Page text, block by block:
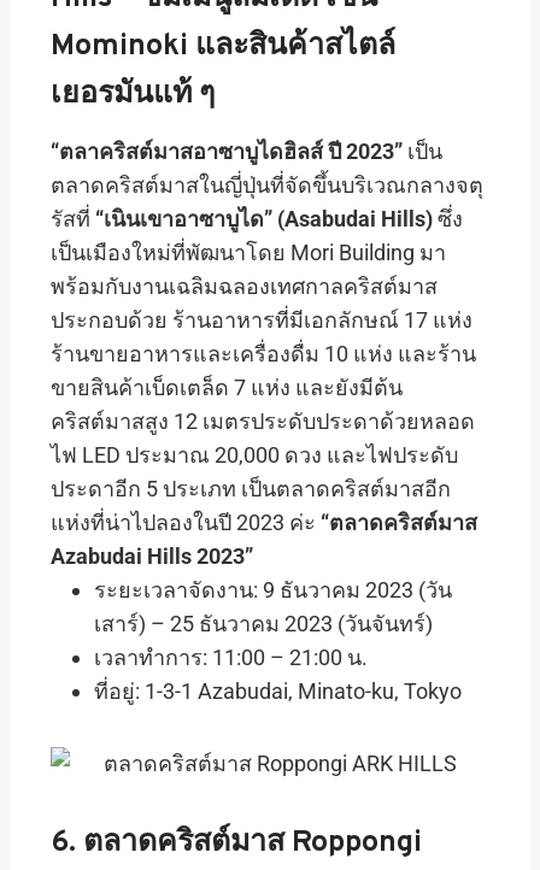
Mominoki และสินค้าสไตล์
เยอรมันแท้ ๆ
“ตลาคริสต์มาสอาซาบูไดฮิลส์ ปี 2023” เป็น
ตลาดคริสต์มาสในญี่ปุ่นที่จัดขึ้นบริเวณกลางจตุ
รัสที่ “เนินเขาอาซาบูได” (Asabudai Hills)ซึ่ง
เป็นเมืองใหม่ที่พัฒนาโดย Mori Building มา
พร้อมกับงานเฉลิมฉลองเทศกาลคริสต์มาส
ประกอบด้วย ร้านอาหารที่มีเอกลักษณ์ 17 แห่ง
ร้านขายอาหารและเครื่องดื่ม 10 แห่ง และร้าน
ขายสินค้าเบ็ดเตล็ด 7 แห่ง และยังมีต้น
คริสต์มาสสูง 12 เมตรประดับประดาด้วยหลอด
ไฟ LED ประมาณ 20,000 ดวง และไฟประดับ
ประดาอีก 5 ประเภท เป็นตลาดคริสต์มาสอีก
แห่งที่น่าไปลองในปี 2023 ค่ะ “ตลาดคริสต์มาส
Azabudai Hills 2023”
ระยะเวลาจัดงาน: 9 ธันวาคม 2023 (วัน
เสาร์) – 25 ธันวาคม 2023 (วันจันทร์)
เวลาทำการ: 11:00 – 21:00 น.
ที่อยู่: 1-3-1 Azabudai, Minato-ku, Tokyo
6. ตลาดคริสต์มาส Roppongi